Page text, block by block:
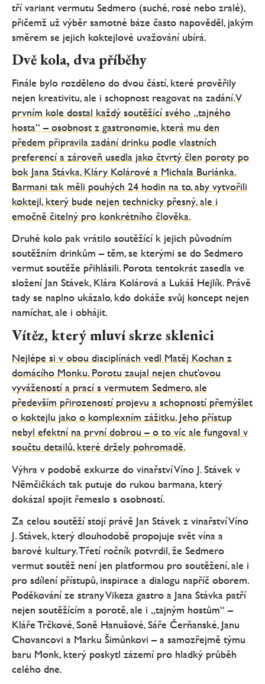
tří variant vermutu Sedmero (suché, rosé nebo zralé),
přičemž už výběr samotné báze často napověděl, jakým
směrem se jejich koktejlové uvažování ubírá.
Dvě kola, dva příběhy
Finále bylo rozděleno do dvou částí, které prověřily
nejen kreativitu, ale i schopnost reagovat na zadání.V
prvním kole dostal každý soutěžící svého „tajného
hosta“ – osobnost z gastronomie, která mu den
předem připravila zadání drinku podle vlastních
preferencí a zároveň usedla jako čtvrtý člen poroty po
bok Jana Stávka, Kláry Kolárové a Michala Buriánka.
Barmani tak měli pouhých 24 hodin na to, aby vytvořili
koktejl, který bude nejen technicky přesný, ale i
emočně čitelný pro konkrétního člověka.
Druhé kolo pak vrátilo soutěžící k jejich původním
soutěžním drinkům – těm, se kterými se do Sedmero
vermut soutěže přihlásili. Porota tentokrát zasedla ve
složení Jan Stávek, Klára Kolárová a Lukáš Hejlík. Právě
tady se naplno ukázalo, kdo dokáže svůj koncept nejen
namíchat, ale i obhájit.
Vítěz, který mluví skrze sklenici
Nejlépe si v obou disciplínách vedl Matěj Kochan z
domácího Monku. Porotu zaujal nejen chuťovou
vyvážeností a prací s vermutem Sedmero, ale
především přirozeností projevu a schopností přemýšlet
o koktejlu jako o komplexním zážitku. Jeho přístup
nebyl efektní na první dobrou – o to víc ale fungoval v
součtu detailů, které držely pohromadě.
Výhra v podobě exkurze do vinařství Víno J. Stávek v
Němčičkách tak putuje do rukou barmana, který
dokázal spojit řemeslo s osobností.
Za celou soutěží stojí právě Jan Stávek z vinařství Víno
J. Stávek, který dlouhodobě propojuje svět vína a
barové kultury. Třetí ročník potvrdil, že Sedmero
vermut soutěž není jen platformou pro soutěžení, ale i
pro sdílení přístupů, inspirace a dialogu napříč oborem.
Poděkování ze strany Vikeza gastro a Jana Stávka patří
nejen soutěžícím a porotě, ale i „tajným hostům“ –
Kláře Trčkové, Soně Hanušové, Sáře Čerňanské, Janu
Chovancovi a Marku Šimůnkovi – a samozřejmě týmu
baru Monk, který poskytl zázemí pro hladký průběh
celého dne.